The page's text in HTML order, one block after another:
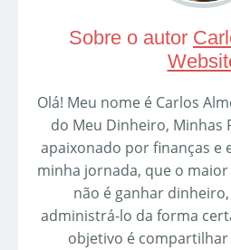
Sobre o autor
Olá! Meu nome é Carlos
do Meu Dinheiro, Minhas
apaixonado por finanças e
minha jornada, que o
não é ganhar
administrá-lo da forma
objetivo é